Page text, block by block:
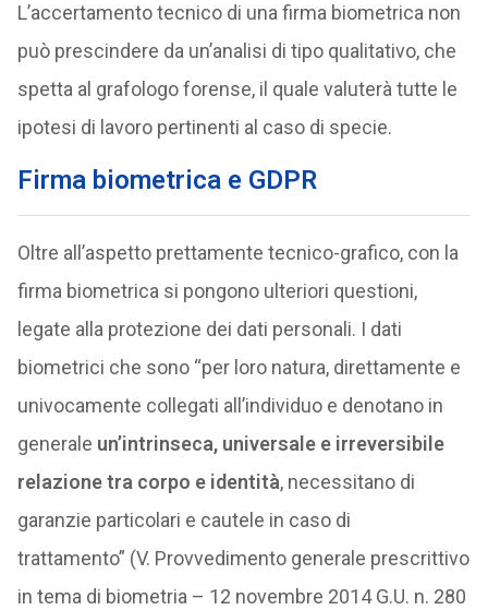
L’accertamento tecnico di una firma biometrica non
può prescindere da un’analisi di tipo qualitativo, che
spetta al grafologo forense, il quale valuterà tutte le
ipotesi di lavoro pertinenti al caso di specie.
Firma biometrica e GDPR
Oltre all’aspetto prettamente tecnico-grafico, con la
firma biometrica si pongono ulteriori questioni,
legate alla protezione dei dati personali. I dati
biometrici che sono “per loro natura, direttamente e
univocamente collegati all’individuo e denotano in
generale un’intrinseca, universale e irreversibile
relazione tra corpo e identità, necessitano di
garanzie particolari e cautele in caso di
trattamento” (V. Provvedimento generale prescrittivo
in tema di biometria – 12 novembre 2014 G.U. n. 280